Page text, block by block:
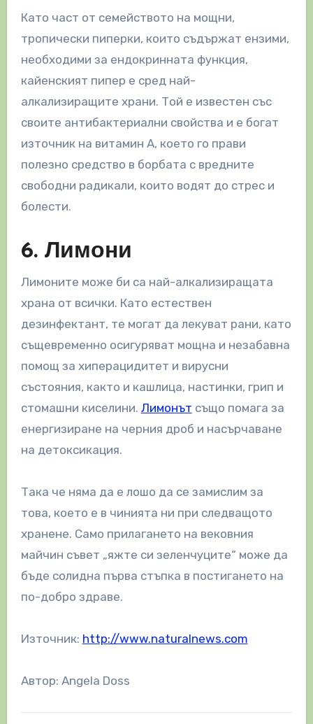
Като част от семейството на мощни,
тропически пиперки, които съдържат ензими,
необходими за ендокринната функция,
кайенският пипер е сред най-
алкализиращите храни. Той е известен със
своите антибактериални свойства и е богат
източник на витамин А, което го прави
полезно средство в борбата с вредните
свободни радикали, които водят до стрес и
болести.
6. Лимони
Лимоните може би са най-алкализиращата
храна от всички. Като естествен
дезинфектант, те могат да лекуват рани, като
същевременно осигуряват мощна и незабавна
помощ за хиперацидитет и вирусни
състояния, както и кашлица, настинки, грип и
стомашни киселини. Лимонът също помага за
енергизиране на черния дроб и насърчаване
на детоксикация.
Така че няма да е лошо да се замислим за
това, което е в чинията ни при следващото
хранене. Само прилагането на вековния
майчин съвет „яжте си зеленчуците“ може да
бъде солидна първа стъпка в постигането на
по-добро здраве.
Източник: http://www.naturalnews.com
Автор: Angela Doss